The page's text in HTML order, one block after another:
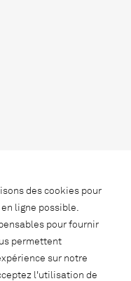
des cookies pour
ligne possible.
pour fournir
permettent
sur notre
l'utilisation de